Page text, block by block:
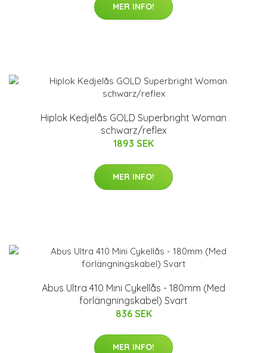
MER INFO!
Hiplok Kedjelås GOLD Superbright Woman
schwarz/reflex
1893 SEK
MER INFO!
Abus Ultra 410 Mini Cykellås - 180mm (Med
förlängningskabel) Svart
836 SEK
MER INFO!